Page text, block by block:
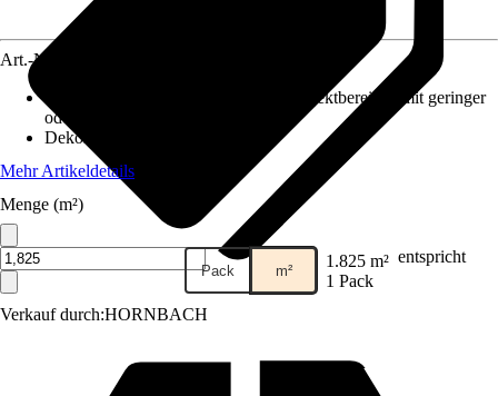
Verkauf durch:HORNBACH
Art.-Nr.
31 - Gewerbliche/Objektbereiche mit geringer
oder zeitweiser Nutzung
Dekor / Muster
Mehr Artikeldetails
Menge (m²)
Pack m² 1.825 m² entspricht
1 Pack